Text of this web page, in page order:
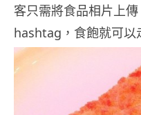
客只需將食品相片上
hashtag，食飽就可以